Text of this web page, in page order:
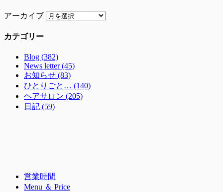
アーカイブ
カテゴリー
Blog (382)
News letter (45)
お知らせ (83)
ひとりごと… (140)
ヘアサロン (205)
日記 (59)
営業時間
Menu ＆ Price